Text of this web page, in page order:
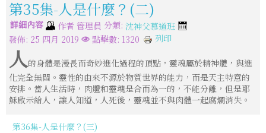
第35集-人是什麼？(二)
詳細內容 作者 管理員 分類: 沈神父慕道班
發佈: 25 四月 2019
點擊數: 1320 列印
人的身體是漫長而奇妙進化過程的頂點，靈魂屬於精神體，與進
化完全無關。靈性的由來不源於物質世界的能力，而是天主特意的
安排。當人生活時，肉體和靈魂是合而為一的，不能分離，但是耶
穌啟示給人，讓人知道，人死後，靈魂並不與肉體一起腐爛消失。
第36集-人是什麼？(三)